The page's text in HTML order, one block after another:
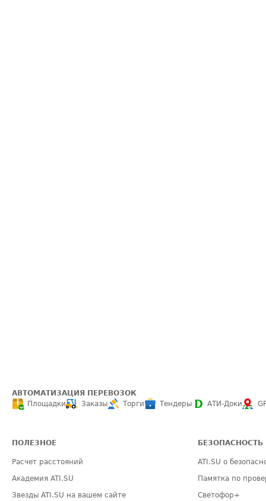
АВТОМАТИЗАЦИЯ ПЕРЕВОЗОК
Площадки
Заказы Торги Тендеры АТИ-Доки
ПОЛЕЗНОЕ
Расчет расстояний
Академия ATI.SU
Звезды ATI.SU на вашем сайте
БЕЗОПАСНОСТЬ
ATI.SU о
Памятка по
Светофор+